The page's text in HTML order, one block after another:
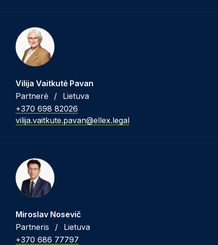
Vilija Vaitkutė Pavan
Partnerė
/
Lietuva
+370 698 82026
vilija.vaitkute.pavan@ellex.legal
Miroslav Nosevič
Partneris
/
Lietuva
+370 686 77797